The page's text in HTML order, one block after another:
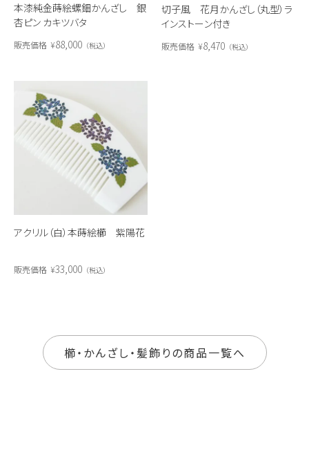
本漆純金蒔絵螺鈿かんざし 銀
杏ピン カキツバタ
販売価格 ¥88,000 税込
切子風 花月かんざし（丸型）ラ
インストーン付き
販売価格 ¥8,470 税込
アクリル（白）本蒔絵櫛 紫陽花
販売価格 ¥33,000 税込
櫛・かんざし・髪飾りの商品一覧へ